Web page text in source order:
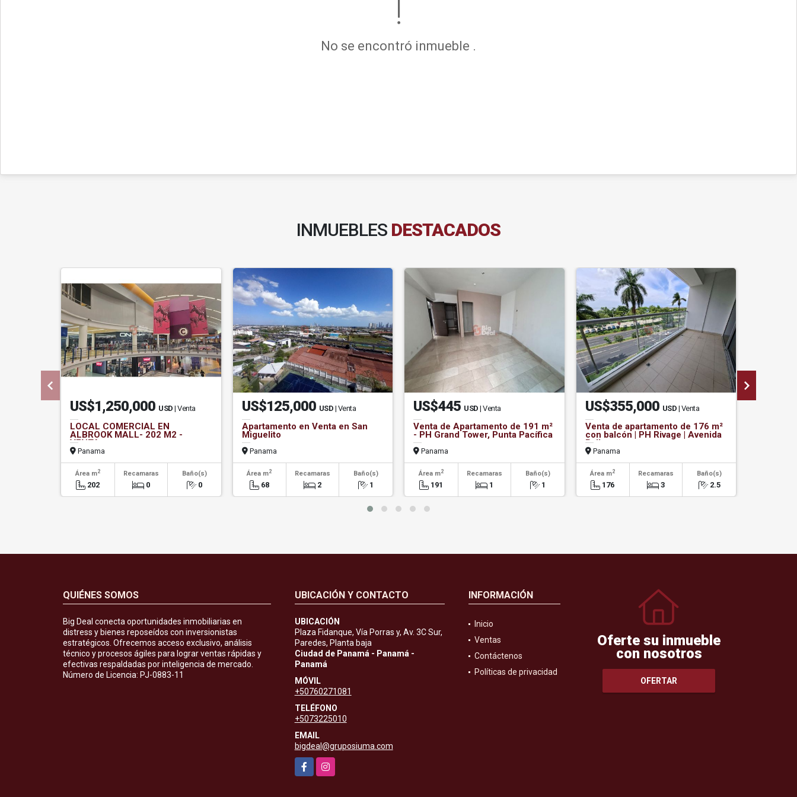
No se encontró inmueble .
INMUEBLES DESTACADOS
US$1,250,000 USD | Venta
LOCAL COMERCIAL EN
ALBROOK MALL- 202 M2 -
VENTA
Panama
Área m2
202
Recamaras
0
Baño(s)
0
US$125,000 USD | Venta
Apartamento en Venta en San
Miguelito
Panama
Área m2
68
Recamaras
2
Baño(s)
1
US$445 USD | Venta
Venta de Apartamento de 191 m²
- PH Grand Tower, Punta Pacífica
Panama
Área m2
191
Recamaras
1
Baño(s)
1
US$355,000 USD | Venta
Venta de apartamento de 176 m²
con balcón | PH Rivage | Avenida
Balboa
Panama
Área m2
176
Recamaras
3
Baño(s)
2.5
QUIÉNES SOMOS
Big Deal conecta oportunidades inmobiliarias en
distress y bienes reposeídos con inversionistas
estratégicos. Ofrecemos acceso exclusivo, análisis
técnico y procesos ágiles para lograr ventas rápidas y
efectivas respaldadas por inteligencia de mercado.
Número de Licencia: PJ-0883-11
UBICACIÓN Y CONTACTO
UBICACIÓN
Plaza Fidanque, Vía Porras y, Av. 3C Sur,
Paredes, Planta baja
Ciudad de Panamá - Panamá -
Panamá
MÓVIL
+50760271081
TELÉFONO
+5073225010
EMAIL
bigdeal@gruposiuma.com
FacebookInstagram
INFORMACIÓN
Inicio
Ventas
Contáctenos
Políticas de privacidad
Oferte su inmueble
con nosotros
OFERTAR